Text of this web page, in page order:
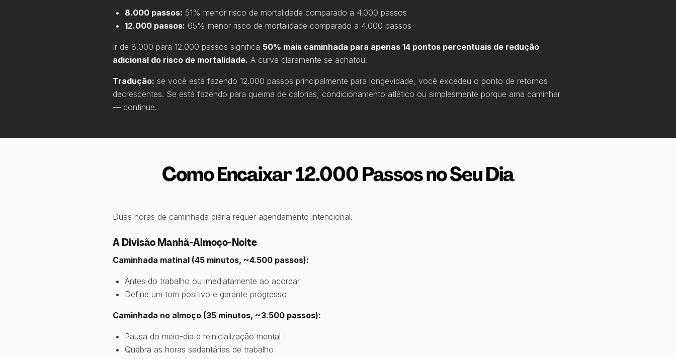
8.000 passos: 51% menor risco de mortalidade comparado a 4.000 passos
12.000 passos: 65% menor risco de mortalidade comparado a 4.000 passos
Ir de 8.000 para 12.000 passos significa 50% mais caminhada para apenas 14 pontos percentuais de redução
adicional do risco de mortalidade. A curva claramente se achatou.
Tradução: se você está fazendo 12.000 passos principalmente para longevidade, você excedeu o ponto de retornos
decrescentes. Se está fazendo para queima de calorias, condicionamento atlético ou simplesmente porque ama caminhar
— continue.
Como Encaixar 12.000 Passos no Seu Dia
Duas horas de caminhada diária requer agendamento intencional.
A Divisão Manhã-Almoço-Noite
Caminhada matinal (45 minutos, ~4.500 passos):
Antes do trabalho ou imediatamente ao acordar
Define um tom positivo e garante progresso
Caminhada no almoço (35 minutos, ~3.500 passos):
Pausa do meio-dia e reinicialização mental
Quebra as horas sedentárias de trabalho